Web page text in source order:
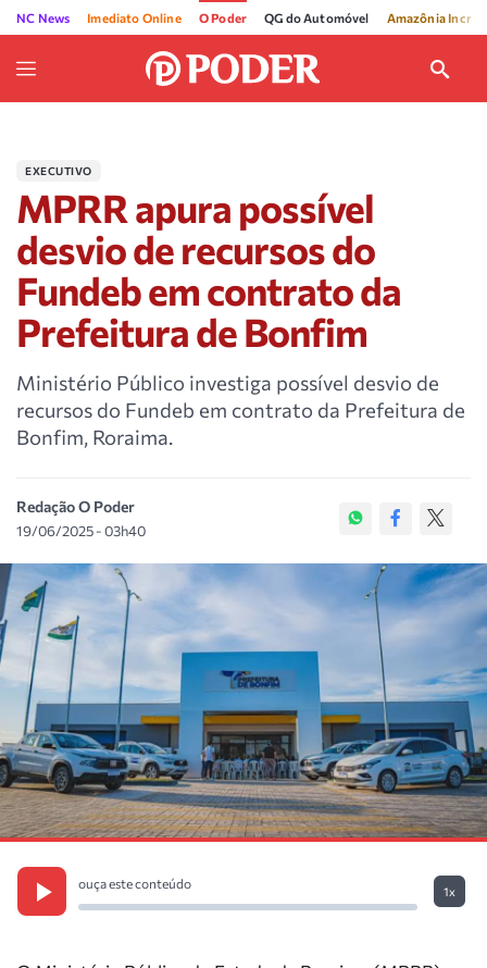
NC News Imediato Online O Poder QG do Automóvel Amazônia
EXECUTIVO
MPRR apura possível
desvio de recursos do
Fundeb em contrato da
Prefeitura de Bonfim
Ministério Público investiga possível desvio de
recursos do Fundeb em contrato da Prefeitura de
Bonfim, Roraima.
Redação O Poder
19/06/2025 - 03h40
ouça este conteúdo
1x